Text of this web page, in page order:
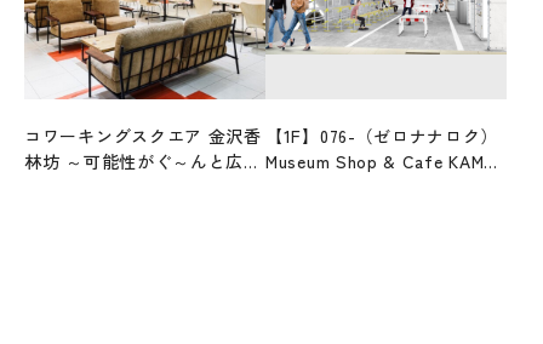
コワーキングスクエア 金沢香
林坊 ～可能性がぐ～んと広が
【1F】076-（ゼロナナロク）
Museum Shop & Cafe KAMU